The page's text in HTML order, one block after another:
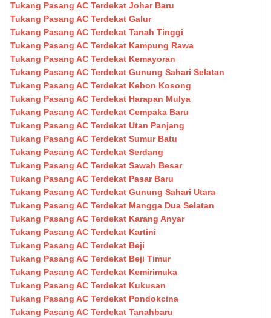
Tukang Pasang AC Terdekat Johar Baru
Tukang Pasang AC Terdekat Galur
Tukang Pasang AC Terdekat Tanah Tinggi
Tukang Pasang AC Terdekat Kampung Rawa
Tukang Pasang AC Terdekat Kemayoran
Tukang Pasang AC Terdekat Gunung Sahari Selatan
Tukang Pasang AC Terdekat Kebon Kosong
Tukang Pasang AC Terdekat Harapan Mulya
Tukang Pasang AC Terdekat Cempaka Baru
Tukang Pasang AC Terdekat Utan Panjang
Tukang Pasang AC Terdekat Sumur Batu
Tukang Pasang AC Terdekat Serdang
Tukang Pasang AC Terdekat Sawah Besar
Tukang Pasang AC Terdekat Pasar Baru
Tukang Pasang AC Terdekat Gunung Sahari Utara
Tukang Pasang AC Terdekat Mangga Dua Selatan
Tukang Pasang AC Terdekat Karang Anyar
Tukang Pasang AC Terdekat Kartini
Tukang Pasang AC Terdekat Beji
Tukang Pasang AC Terdekat Beji Timur
Tukang Pasang AC Terdekat Kemirimuka
Tukang Pasang AC Terdekat Kukusan
Tukang Pasang AC Terdekat Pondokcina
Tukang Pasang AC Terdekat Tanahbaru